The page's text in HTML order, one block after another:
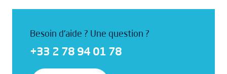
Besoin d'aide ? Une question ?
+33 2 78 94 01 78